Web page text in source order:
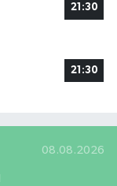
21:30
21:30
08.08.2026